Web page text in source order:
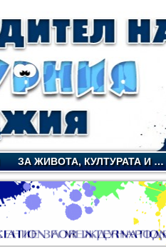
ЗА ЖИВОТА, КУЛТУРАТА И …